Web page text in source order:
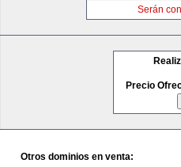
Serán
Precio
Otros dominios en venta: